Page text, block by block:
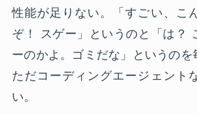
性能が足りない。「すごい、こ
ぞ！ スゲー」というのと「は？
ーのかよ。ゴミだな」というのを
ただコーディングエージェント
い。